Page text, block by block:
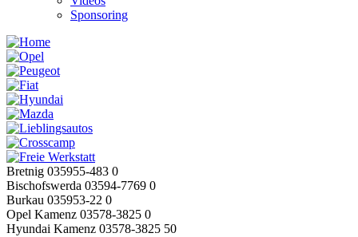
Sponsoring
Bretnig 035955-483 0
Bischofswerda 03594-7769 0
Burkau 035953-22 0
Opel Kamenz 03578-3825 0
Hyundai Kamenz 03578-3825 50